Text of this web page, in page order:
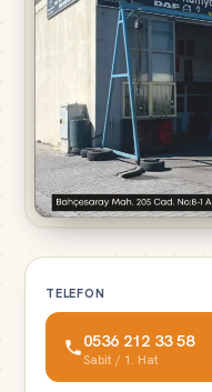
TELEFON
0536 212 33 58
Sabit / 1. Hat